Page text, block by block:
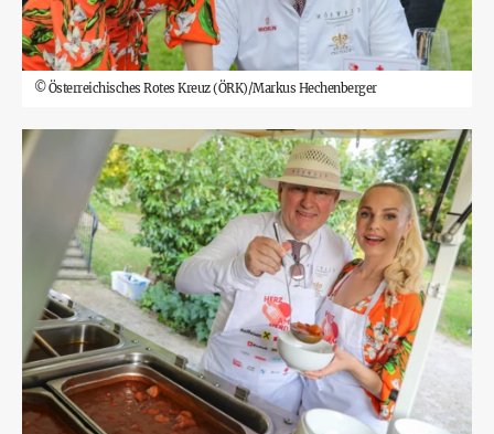
©Österreichisches Rotes Kreuz (ÖRK)/Markus Hechenberger